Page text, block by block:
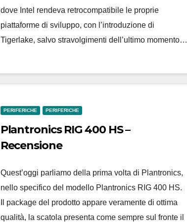
dove Intel rendeva retrocompatibile le proprie
piattaforme di sviluppo, con l’introduzione di
Tigerlake, salvo stravolgimenti dell’ultimo momento…
PERIFERICHE PERIFERICHE
Plantronics RIG 400 HS –
Recensione
Quest’oggi parliamo della prima volta di Plantronics,
nello specifico del modello Plantronics RIG 400 HS.
Il package del prodotto appare veramente di ottima
qualità, la scatola presenta come sempre sul fronte il